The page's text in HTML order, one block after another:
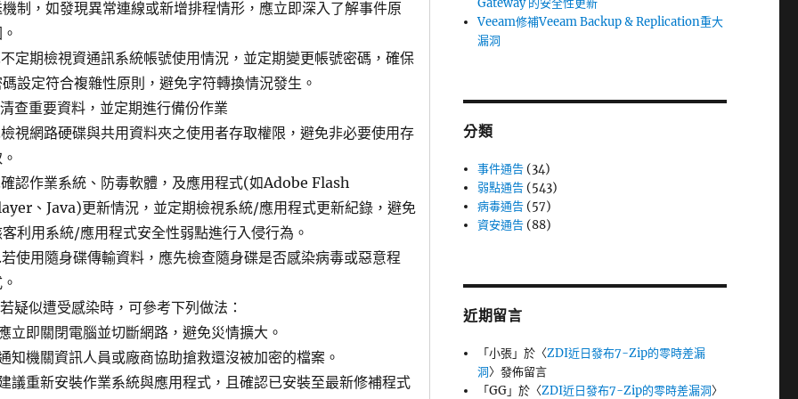
制，如發現異常連線或新增排程情形，應立即深入了解事件原
定期檢視資通訊系統帳號使用情況，並定期變更帳號密碼，確保
設定符合複雜性原則，避免字符轉換情況發生。
查重要資料，並定期進行備份作業
視網路硬碟與共用資料夾之使用者存取權限，避免非必要使用存
認作業系統、防毒軟體，及應用程式(如Adobe Flash
、Java)更新情況，並定期檢視系統/應用程式更新紀錄，避免
利用系統/應用程式安全性弱點進行入侵行為。
使用隨身碟傳輸資料，應先檢查隨身碟是否感染病毒或惡意程
疑似遭受感染時，可參考下列做法：
立即關閉電腦並切斷網路，避免災情擴大。
知機關資訊人員或廠商協助搶救還沒被加密的檔案。
議重新安裝作業系統與應用程式，且確認已安裝至最新修補程式
Gateway 的安全性更新
Veeam修補Veeam Backup & Replication重大
漏洞
分類
事件通告 (34)
弱點通告 (543)
病毒通告 (57)
資安通告 (88)
近期留言
「小張」於〈ZDI近日發布7-Zip的零時差漏
洞〉發佈留言
「GG」於〈ZDI近日發布7-Zip的零時差漏洞〉